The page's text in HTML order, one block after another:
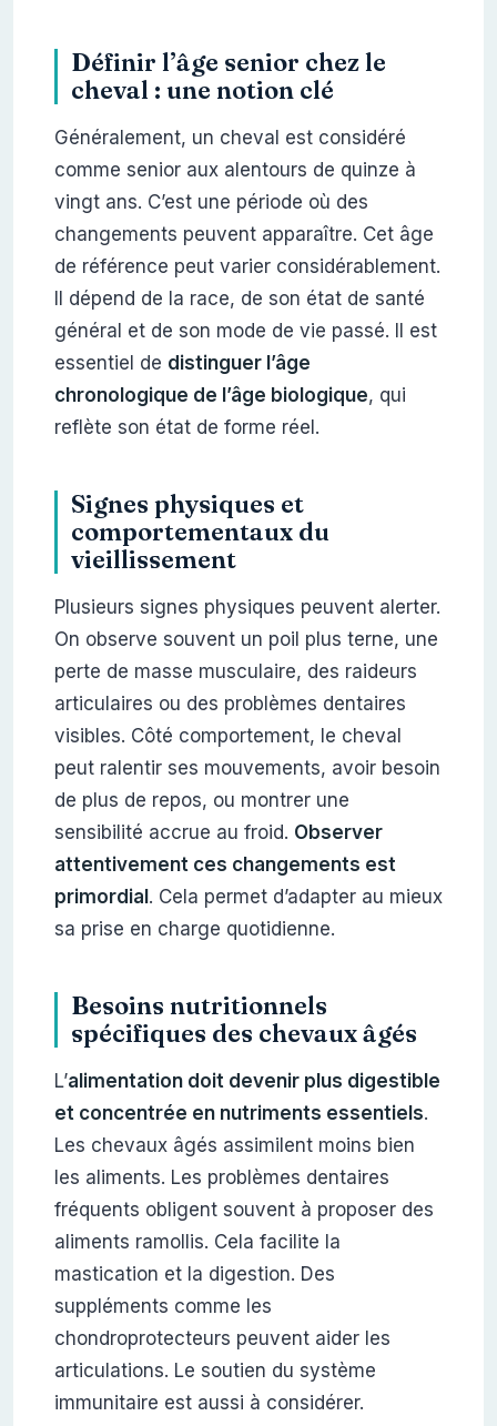
Définir l’âge senior chez le
cheval : une notion clé
Généralement, un cheval est considéré
comme senior aux alentours de quinze à
vingt ans. C’est une période où des
changements peuvent apparaître. Cet âge
de référence peut varier considérablement.
Il dépend de la race, de son état de santé
général et de son mode de vie passé. Il est
essentiel de distinguer l’âge
chronologique de l’âge biologique, qui
reflète son état de forme réel.
Signes physiques et
comportementaux du
vieillissement
Plusieurs signes physiques peuvent alerter.
On observe souvent un poil plus terne, une
perte de masse musculaire, des raideurs
articulaires ou des problèmes dentaires
visibles. Côté comportement, le cheval
peut ralentir ses mouvements, avoir besoin
de plus de repos, ou montrer une
sensibilité accrue au froid. Observer
attentivement ces changements est
primordial . Cela permet d’adapter au mieux
sa prise en charge quotidienne.
Besoins nutritionnels
spécifiques des chevaux âgés
L’alimentation doit devenir plus digestible
et concentrée en nutriments essentiels.
Les chevaux âgés assimilent moins bien
les aliments. Les problèmes dentaires
fréquents obligent souvent à proposer des
aliments ramollis. Cela facilite la
mastication et la digestion. Des
suppléments comme les
chondroprotecteurs peuvent aider les
articulations. Le soutien du système
immunitaire est aussi à considérer.